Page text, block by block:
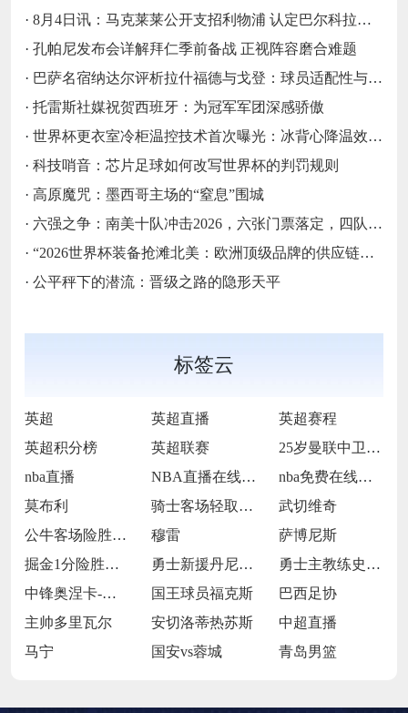
· 8月4日讯：马克莱莱公开支招利物浦 认定巴尔科拉是萨拉赫完美替代者
· 孔帕尼发布会详解拜仁季前备战 正视阵容磨合难题
· 巴萨名宿纳达尔评析拉什福德与戈登：球员适配性与战术融入前景探讨
· 托雷斯社媒祝贺西班牙：为冠军军团深感骄傲
· 世界杯更衣室冷柜温控技术首次曝光：冰背心降温效率关键数据深度拆解
· 科技哨音：芯片足球如何改写世界杯的判罚规则
· 高原魔咒：墨西哥主场的“窒息”围城
· 六强之争：南美十队冲击2026，六张门票落定，四队梦碎
· “2026世界杯装备抢滩北美：欧洲顶级品牌的供应链时效突围战”
· 公平秤下的潜流：晋级之路的隐形天平
标签云
英超 英超直播
英超赛程
英超积分榜
英超联赛
25岁曼联中卫德里赫特
nba直播
NBA直播在线观看
nba免费在线高清直播
莫布利
骑士客场轻取篮网
武切维奇
公牛客场险胜猛龙
穆雷
萨博尼斯
掘金1分险胜国王
勇士新援丹尼斯-施罗德
勇士主教练史蒂夫-科尔
中锋奥涅卡-奥孔古
国王球员福克斯
巴西足协
主帅多里瓦尔
安切洛蒂热苏斯
中超直播
马宁
国安vs蓉城 青岛男篮